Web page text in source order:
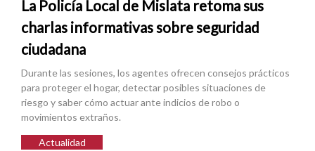
La Policía Local de Mislata retoma sus
charlas informativas sobre seguridad
ciudadana
Durante las sesiones, los agentes ofrecen consejos prácticos
para proteger el hogar, detectar posibles situaciones de
riesgo y saber cómo actuar ante indicios de robo o
movimientos extraños.
Actualidad